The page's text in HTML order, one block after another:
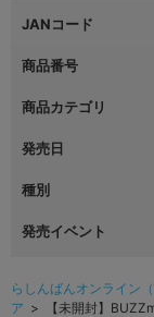
JANコード
商品番号
商品カテゴリ
発売日
種別
発売イベント
らしんばんオンライン
ア > 【未開封】